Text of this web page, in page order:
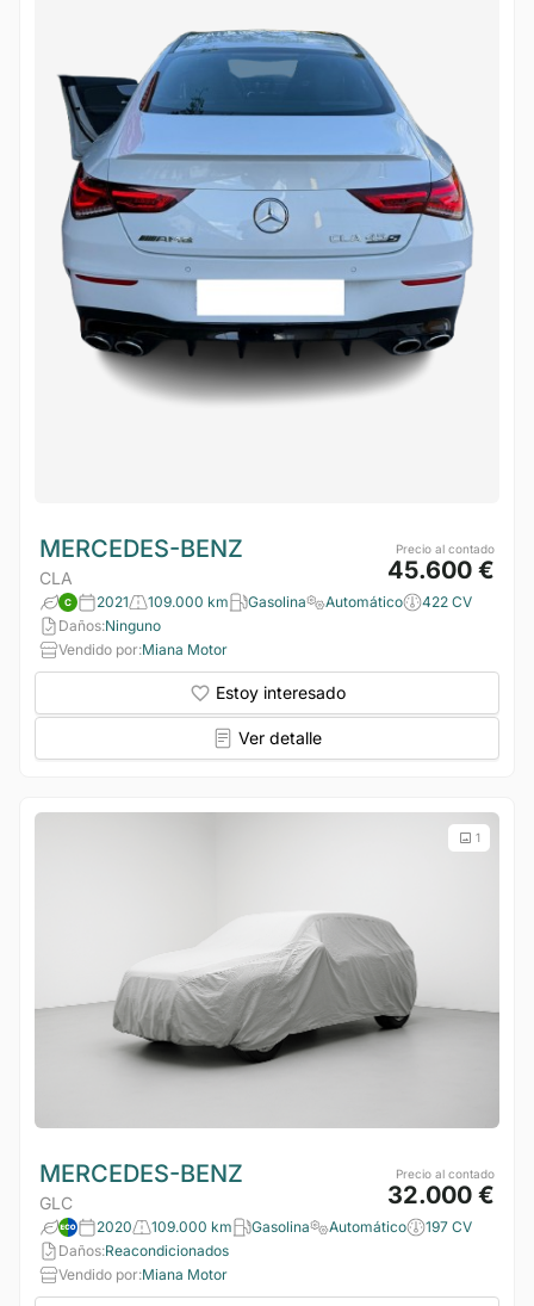
MERCEDES-BENZ
CLA
Precio al contado
45.600 €
2021 109.000 km Gasolina Automático
422 CV
Daños:Ninguno
Vendido por:Miana Motor
Estoy interesado
Ver detalle
1
MERCEDES-BENZ
GLC
Precio al contado
32.000 €
2020 109.000 km Gasolina Automático
197 CV
Daños:Reacondicionados
Vendido por:Miana Motor